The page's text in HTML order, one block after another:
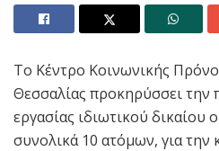
Το Κέντρο Κοινωνικής
Θεσσαλίας προκηρύσσει
εργασίας ιδιωτικού δικαίου
συνολικά 10 ατόμων, για την